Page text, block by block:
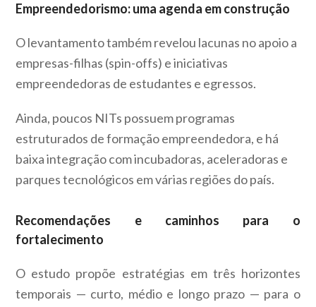
Empreendedorismo: uma agenda em construção
O levantamento também revelou lacunas no apoio a
empresas-filhas (spin-offs) e iniciativas
empreendedoras de estudantes e egressos.
Ainda, poucos NITs possuem programas
estruturados de formação empreendedora, e há
baixa integração com incubadoras, aceleradoras e
parques tecnológicos em várias regiões do país.
Recomendações e caminhos para o
fortalecimento
O estudo propõe estratégias em três horizontes
temporais — curto, médio e longo prazo — para o